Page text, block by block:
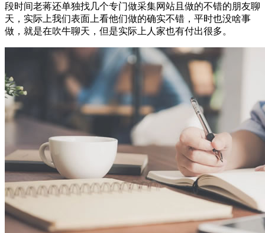
段时间老蒋还单独找几个专门做采集网站且做的不错的朋友聊
天，实际上我们表面上看他们做的确实不错，平时也没啥事
做，就是在吹牛聊天，但是实际上人家也有付出很多。